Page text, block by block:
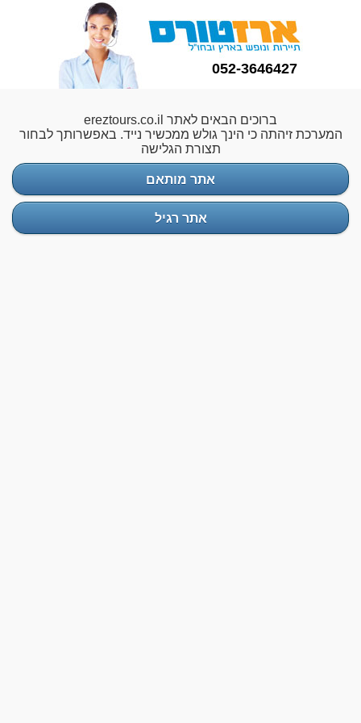
052-3646427
ברוכים הבאים לאתר ereztours.co.il
המערכת זיהתה כי הינך גולש ממכשיר נייד. באפשרותך לבחור
תצורת הגלישה
אתר מותאם
אתר רגיל